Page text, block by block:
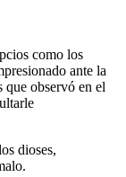
como los
ante la
observó en el
dioses,